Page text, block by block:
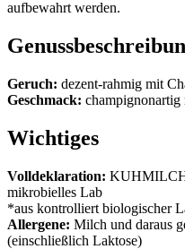
aufbewahrt werden.
Geruch: dezent-rahmig mit
Geschmack: champignonartig
Wichtiges
Volldeklaration:
mikrobielles Lab
*aus kontrolliert biologischer
Allergene: Milch und daraus
(einschließlich Laktose)